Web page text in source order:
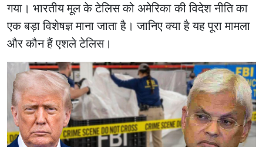
गया। भारतीय मूल के टेलिस को अमेरिका की विदेश नीति का
एक बड़ा विशेषज्ञ माना जाता है। जानिए क्या है यह पूरा मामला
और कौन हैं एशले टेलिस।